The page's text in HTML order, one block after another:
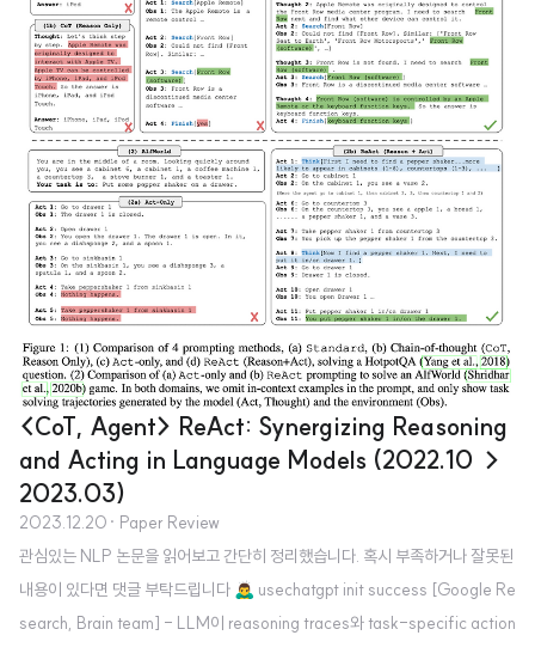
이들 시스템은 다양한 실패 사례를 겪고 있습니다. 문제점: 이러한 시스템들은
외부 지식과의 상호작용이 비차별화(non-differentiable)되기 때문에 직접 e
nd-to-end로 훈련시켜 실패를 수정할 수 없습니다. 해결 방안: 이를 해결하기
위해 외부 지식에 대해 추론하고 ..
<CoT, Agent> ReAct: Synergizing Reasoning
and Acting in Language Models (2022.10 →
2023.03)
2023.12.20 · Paper Review
관심있는 NLP 논문을 읽어보고 간단히 정리했습니다. 혹시 부족하거나 잘못된
내용이 있다면 댓글 부탁드립니다 🙇‍♂️ usechatgpt init success [Google Re
search, Brain team] - LLM이 reasoning traces와 task-specific action